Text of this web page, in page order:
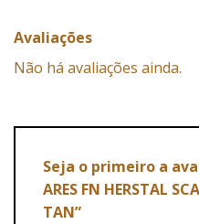
Avaliações
Não há avaliações ainda.
Seja o primeiro a
ARES FN HERSTAL
TAN”